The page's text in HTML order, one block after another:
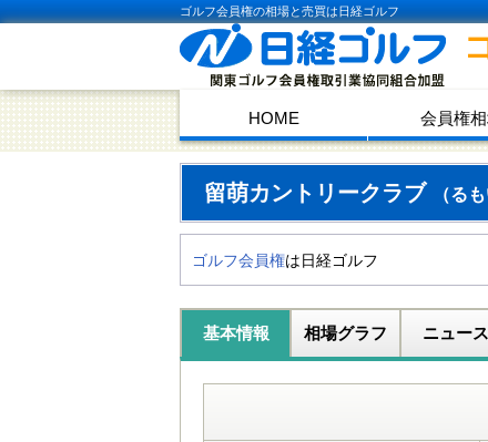
ゴルフ会員権の相場と売買は日経ゴルフ
HOME 会員権
留萌カントリークラブ （る
ゴルフ会員権は日経ゴルフ
基本情報 相場グラフ ニュース